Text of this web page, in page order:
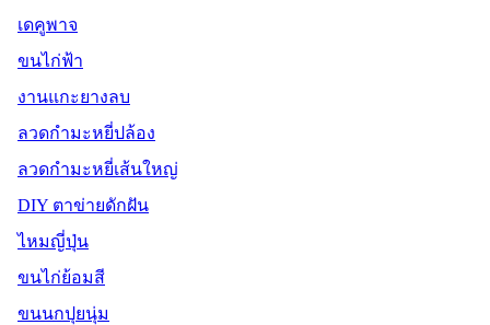
เดคูพาจ
ขนไก่ฟ้า
งานแกะยางลบ
ลวดกำมะหยี่ปล้อง
ลวดกำมะหยี่เส้นใหญ่
DIY ตาข่ายดักฝัน
ไหมญี่ปุ่น
ขนไก่ย้อมสี
ขนนกปุยนุ่ม